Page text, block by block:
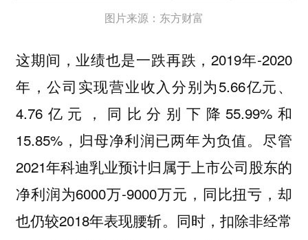
图片来源：东方财富
这期间，业绩也是一跌再跌，2019年-2020
年，公司实现营业收入分别为5.66亿元、
4.76亿元，同比分别下降55.99%和
15.85%，归母净利润已两年为负值。尽管
2021年科迪乳业预计归属于上市公司股东的
净利润为6000万-9000万元，同比扭亏，却
也仍较2018年表现腰斩。同时，扣除非经常